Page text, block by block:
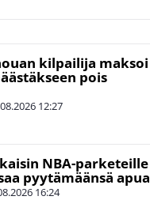
kilpailija maksoi
pois
12:27
NBA-parketeille
pyytämäänsä apua
16:24